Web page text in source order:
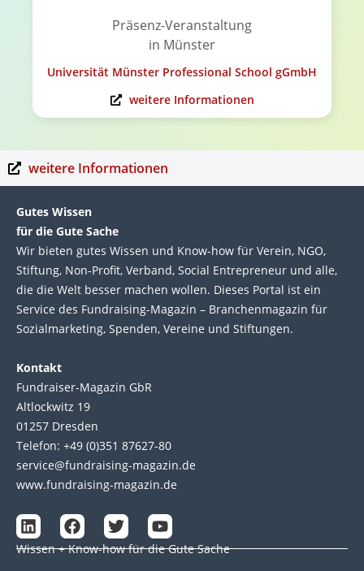
Präsenz-Veranstaltung
in Münster
Universität Münster Professional School gGmbH
weitere Informationen
weitere Informationen
Gutes Wissen
für die Gute Sache
Wir bie­ten gutes Wis­sen und Know-how für Ver­ein, NGO,
Stif­tung, Non-Profit, Ver­band, Social Entre­pre­neur und alle,
die die Welt bes­ser machen wol­len. Die­ses Por­tal ist ein
Service des Fund­raising-Magazin – Bran­chen­magazin für
Sozial­marke­ting, Spen­den, Ver­eine und Stif­tun­gen.
Kontakt
Fundraiser-Magazin GbR
Altlockwitz 19
01257 Dresden
Telefon: +49 (0)351 87627-80
service@fundraising-magazin.de
www.fundraising-magazin.de
L
i
n
F
a
c
T
w
i
Y
o
u
Wissen + Know-how für die Gute Sache